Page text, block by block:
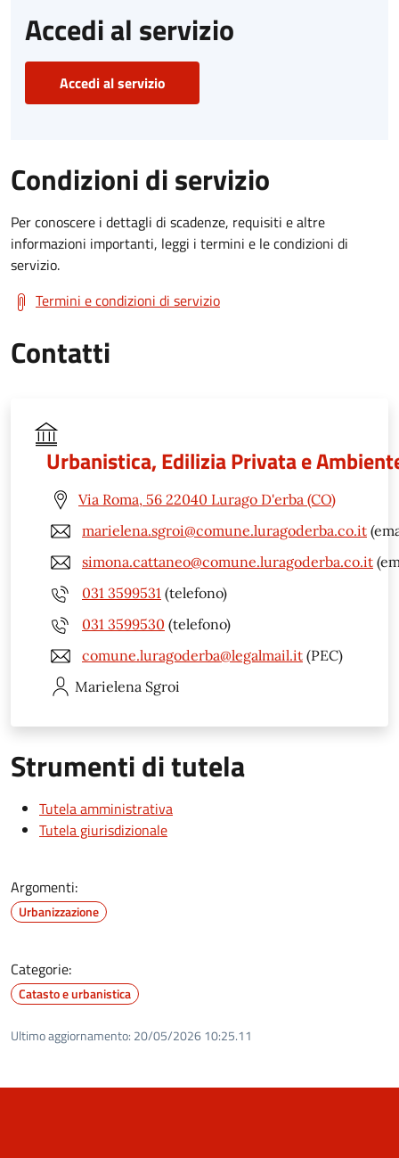
Accedi al servizio
Accedi al servizio
Condizioni di servizio
Per conoscere i dettagli di scadenze, requisiti e altre
informazioni importanti, leggi i termini e le condizioni di
servizio.
Termini e condizioni di servizio
Contatti
Urbanistica, Edilizia Privata e
Via Roma, 56 22040 Lurago D'erba (CO)
marielena.sgroi@comune.luragoderba.co.it
simona.cattaneo@comune.luragoderba.co.it
031 3599531 (telefono)
031 3599530 (telefono)
comune.luragoderba@legalmail.it (PEC)
Marielena Sgroi
Strumenti di tutela
Tutela amministrativa
Tutela giurisdizionale
Argomenti:
Urbanizzazione
Categorie:
Catasto e urbanistica
Ultimo aggiornamento: 20/05/2026 10:25.11